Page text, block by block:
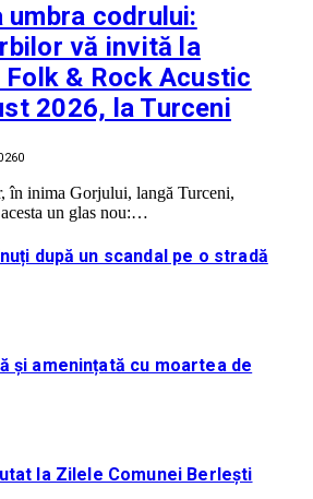
umbra codrului:
vă invită la
& Rock Acustic
2026, la Turceni
0
în inima Gorjului, langă Turceni,
un glas nou:…
după un scandal pe o stradă
și amenințată cu moartea de
la Zilele Comunei Berlești